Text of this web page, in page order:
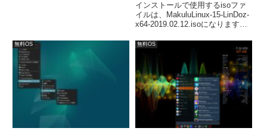
インストールで使用するisoファ
イルは、MakuluLinux-15-LinDoz-
x64-2019.02.12.isoになります。
で、言語を日本語に設定、タイム
ゾーンの変更、ユーザーネームな
どの設定する程度で終わります。
無料OS 無料OS